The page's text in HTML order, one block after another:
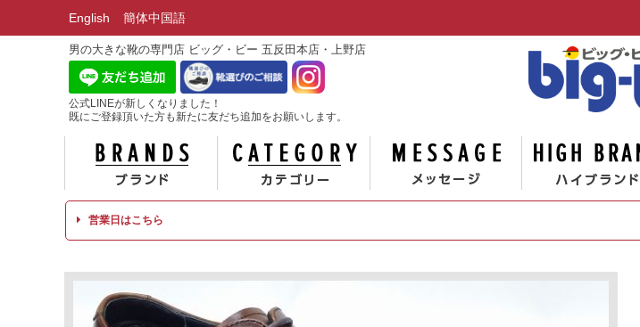
English 簡体中国語
男の大きな靴の専門店 ビッグ・ビー 五反田本店・上野店
公式LINEが新しくなりました！
既にご登録頂いた方も新たに友だち追加をお願いします。
ブランド カテゴリー メッセージ
営業日はこちら